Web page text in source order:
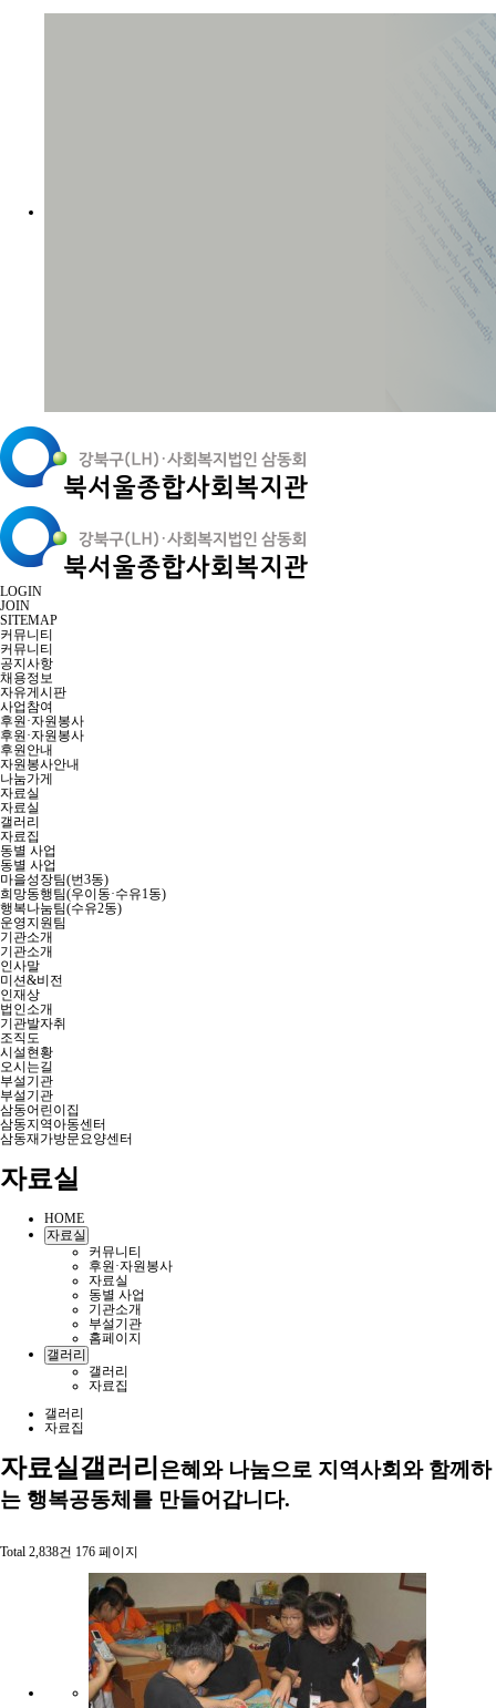
LOGIN
JOIN
SITEMAP
커뮤니티
커뮤니티
공지사항
채용정보
자유게시판
사업참여
후원·자원봉사
후원·자원봉사
후원안내
자원봉사안내
나눔가게
자료실
자료실
갤러리
자료집
동별 사업
동별 사업
마을성장팀(번3동)
희망동행팀(우이동·수유1동)
행복나눔팀(수유2동)
운영지원팀
기관소개
기관소개
인사말
미션&비전
인재상
법인소개
기관발자취
조직도
시설현황
오시는길
부설기관
부설기관
삼동어린이집
삼동지역아동센터
삼동재가방문요양센터
자료실
HOME
자료실
커뮤니티
후원·자원봉사
자료실
동별 사업
기관소개
부설기관
홈페이지
갤러리
갤러리
자료집
갤러리
자료집
자료실갤러리 은혜와 나눔으로 지역사회와 함께하
는 행복공동체를 만들어갑니다.
Total 2,838건 176 페이지